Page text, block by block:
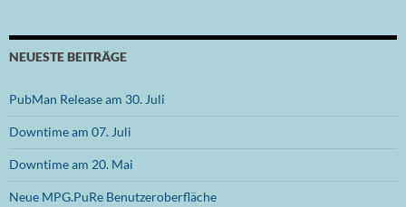
NEUESTE BEITRÄGE
PubMan Release am 30. Juli
Downtime am 07. Juli
Downtime am 20. Mai
Neue MPG.PuRe Benutzeroberfläche